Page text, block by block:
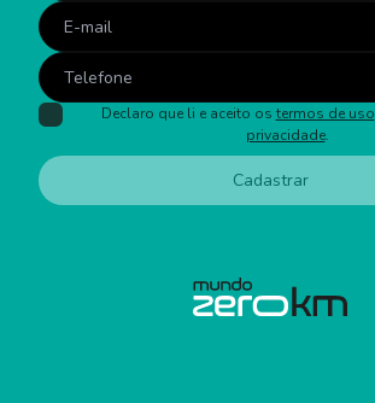
Declaro que li e aceito os termos de uso
privacidade.
Cadastrar